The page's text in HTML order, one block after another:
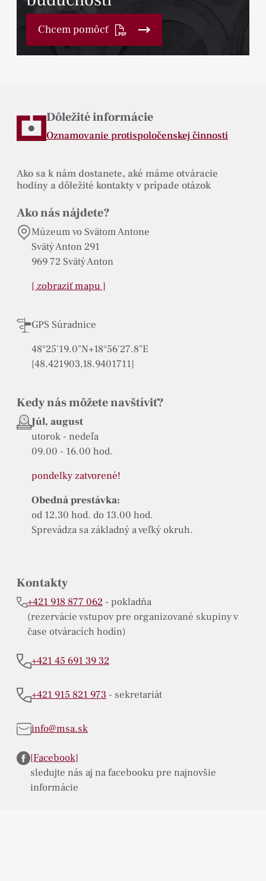
Chcem pomôcť
Dôležité informácie
Oznamovanie protispoločenskej činnosti
Ako sa k nám dostanete, aké máme otváracie
hodiny a dôležité kontakty v prípade otázok
Ako nás nájdete?
Múzeum vo Svätom Antone
Svätý Anton 291
969 72 Svätý Anton
[ zobraziť mapu ]
GPS Súradnice
48°25'19.0"N+18°56'27.8"E
[48.421903,18.9401711]
Kedy nás môžete navštíviť?
Júl, august
utorok - nedeľa
09.00 - 16.00 hod.
pondelky zatvorené!
Obedná prestávka:
od 12.30 hod. do 13.00 hod.
Sprevádza sa základný a veľký okruh.
Kontakty
+421 918 877 062- pokladňa
(rezervácie vstupov pre organizované skupiny v
čase otváracích hodín)
+421 45 691 39 32
+421 915 821 973 - sekretariát
info@msa.sk
[Facebook]
sledujte nás aj na facebooku pre najnovšie
informácie